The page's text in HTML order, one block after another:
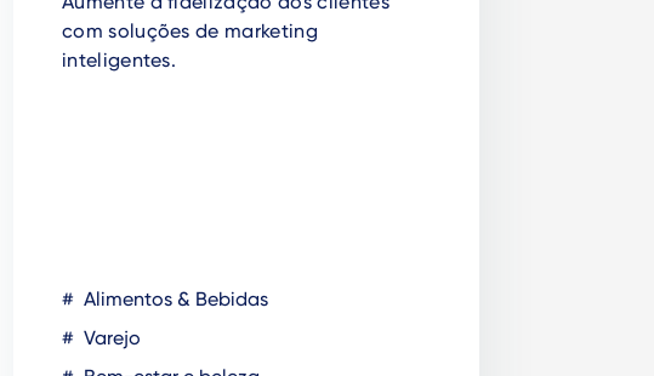
com soluções de marketing
inteligentes.
Alimentos & Bebidas
Varejo